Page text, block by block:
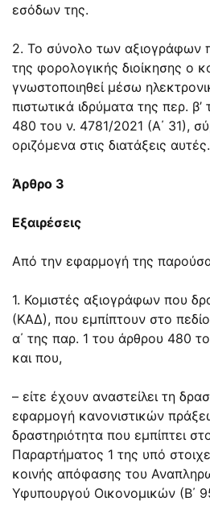
εσόδων της.
2. Το σύνολο των αξιογράφων
της φορολογικής διοίκησης ο
γνωστοποιηθεί μέσω
πιστωτικά ιδρύματα της περ.
480 του ν. 4781/2021 (Α΄ 31),
οριζόμενα στις διατάξεις αυτές.
Άρθρο 3
Εξαιρέσεις
Από την εφαρμογή της
1. Κομιστές αξιογράφων που
(ΚΑΔ), που εμπίπτουν στο
α΄ της παρ. 1 του άρθρου 480
και που,
– είτε έχουν αναστείλει τη
εφαρμογή κανονιστικών
δραστηριότητα που εμπίπτει
Παραρτήματος 1 της υπό
κοινής απόφασης του
Υφυπουργού Οικονομικών (Β΄